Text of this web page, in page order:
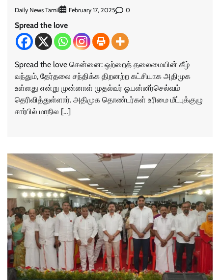
Daily News Tamil February 17, 2025 0
Spread the love
Spread the love சென்னை: ஒற்றைத் தலைமையின் கீழ்
வந்தும், தேர்தலை சந்திக்க திறனற்ற கட்சியாக அதிமுக
உள்ளது என்று முன்னாள் முதல்வர் ஓ.பன்னீர்செல்வம்
தெரிவித்துள்ளார். அதிமுக தொண்டர்கள் உரிமை மீட்புக்குழு
சார்பில் மாநில […]